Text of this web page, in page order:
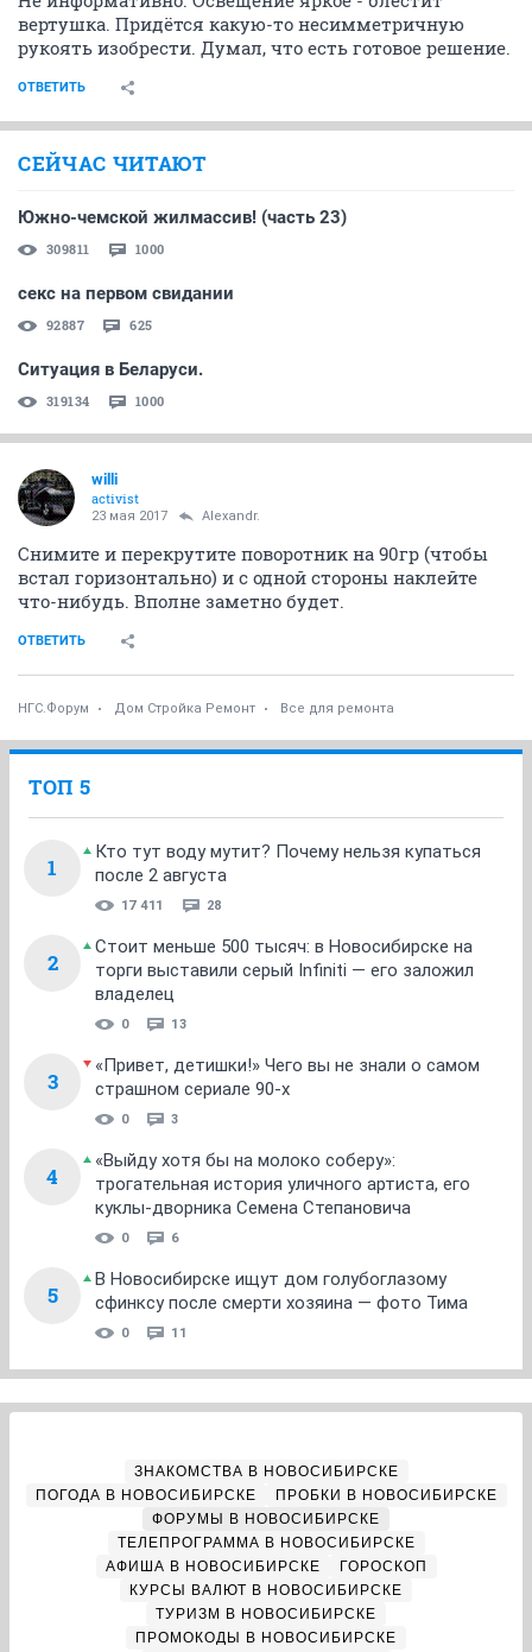
вертушка. Придётся какую-то несимметричную
рукоять изобрести. Думал, что есть готовое решение.
ОТВЕТИТЬ
СЕЙЧАС ЧИТАЮТ
Южно-чемской жилмассив! (часть 23)
309811 1000
секс на первом свидании
92887 625
Ситуация в Беларуси.
319134 1000
willi
activist
23 мая 2017 Alexandr.
Снимите и перекрутите поворотник на 90гр (чтобы
встал горизонтально) и с одной стороны наклейте
что-нибудь. Вполне заметно будет.
ОТВЕТИТЬ
НГС.Форум Дом Стройка Ремонт Все для ремонта
ТОП 5
1
Кто тут воду мутит? Почему нельзя купаться
после 2 августа
17 411 28
2
Стоит меньше 500 тысяч: в Новосибирске на
торги выставили серый Infiniti — его заложил
владелец
0 13
3
«Привет, детишки!» Чего вы не знали о самом
страшном сериале 90-х
0 3
4
«Выйду хотя бы на молоко соберу»:
трогательная история уличного артиста, его
куклы-дворника Семена Степановича
0 6
5
В Новосибирске ищут дом голубоглазому
сфинксу после смерти хозяина — фото Тима
0 11
ЗНАКОМСТВА В НОВОСИБИРСКЕ
ПОГОДА В НОВОСИБИРСКЕ
ПРОБКИ В НОВОСИБИРСКЕ
ФОРУМЫ В НОВОСИБИРСКЕ
ТЕЛЕПРОГРАММА В НОВОСИБИРСКЕ
АФИША В НОВОСИБИРСКЕ
ГОРОСКОП
КУРСЫ ВАЛЮТ В НОВОСИБИРСКЕ
ТУРИЗМ В НОВОСИБИРСКЕ
ПРОМОКОДЫ В НОВОСИБИРСКЕ